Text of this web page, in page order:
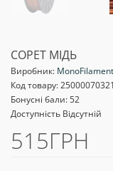
COPET МІДЬ
Виробник: MonoFilament
Код товару:
Бонусні бали: 52
Доступність Відсутній
515ГРН